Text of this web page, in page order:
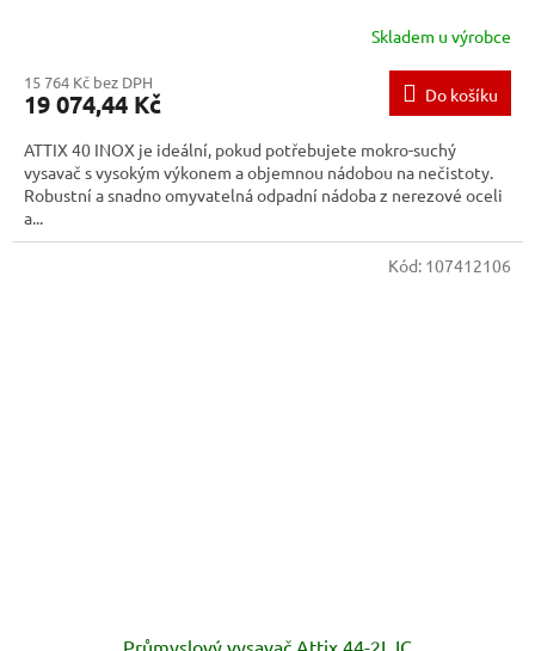
Skladem u výrobce
15 764 Kč bez DPH
19 074,44 Kč Do košíku
ATTIX 40 INOX je ideální, pokud potřebujete mokro-suchý
vysavač s vysokým výkonem a objemnou nádobou na nečistoty.
Robustní a snadno omyvatelná odpadní nádoba z nerezové oceli
a...
Průmyslový vysavač Attix 44-2L IC
Kód: 107412106